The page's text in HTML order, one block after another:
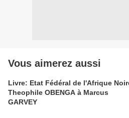
Vous aimerez aussi
Livre: Etat Fédéral de l'Afrique
Theophile OBENGA à Marcus
GARVEY